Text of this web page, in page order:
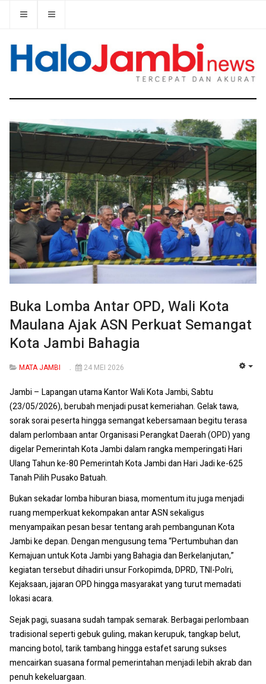
Buka Lomba Antar OPD, Wali Kota
Maulana Ajak ASN Perkuat Semangat
Kota Jambi Bahagia
MATA JAMBI 24 MEI 2026
Jambi – Lapangan utama Kantor Wali Kota Jambi, Sabtu
(23/05/2026), berubah menjadi pusat kemeriahan. Gelak tawa,
sorak sorai peserta hingga semangat kebersamaan begitu terasa
dalam perlombaan antar Organisasi Perangkat Daerah (OPD) yang
digelar Pemerintah Kota Jambi dalam rangka memperingati Hari
Ulang Tahun ke-80 Pemerintah Kota Jambi dan Hari Jadi ke-625
Tanah Pilih Pusako Batuah.
Bukan sekadar lomba hiburan biasa, momentum itu juga menjadi
ruang memperkuat kekompakan antar ASN sekaligus
menyampaikan pesan besar tentang arah pembangunan Kota
Jambi ke depan. Dengan mengusung tema “Pertumbuhan dan
Kemajuan untuk Kota Jambi yang Bahagia dan Berkelanjutan,”
kegiatan tersebut dihadiri unsur Forkopimda, DPRD, TNI-Polri,
Kejaksaan, jajaran OPD hingga masyarakat yang turut memadati
lokasi acara.
Sejak pagi, suasana sudah tampak semarak. Berbagai perlombaan
tradisional seperti gebuk guling, makan kerupuk, tangkap belut,
mancing botol, tarik tambang hingga estafet sarung sukses
mencairkan suasana formal pemerintahan menjadi lebih akrab dan
penuh kekeluargaan.